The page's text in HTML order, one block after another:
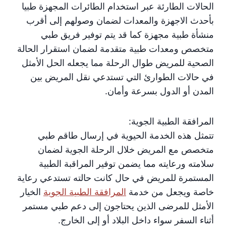
الحالات الطارئة عبر استخدام الطائرات المجهزة طبيا
بأحدث الاجهزة والمعدات لضمان وصولهم إلى أقرب
منشأة طبية مجهزة كما قد يتم توفير فريق طبي
متخصص ومعدات طبية متقدمة لضمان استقرار الحالة
الصحية للمريض طوال الرحلة مما يجعله الحل الأمثل
في حالات الطوارئ التي تستدعي نقل المريض بين
المدن أو الدول بسرعة وأمان.
المرافقة الطبية الجوية:
تتمثل هذه الخدمة الحيوية في إرسال طاقم طبي
متخصص مع المريض خلال الرحلة الجوية لضمان
سلامته ورعايته مما يضمن توفير المراقبة الطبية
المستمرة للمريض في حال كانت حالته تستدعي رعاية
خاصة ويجعل من خدمة المرافقة الطبية الجوية الخيار
الأمثل للمرضى الذين يحتاجون إلى دعم طبي مستمر
أثناء السفر سواء داخل البلاد أو إلى الخارج.